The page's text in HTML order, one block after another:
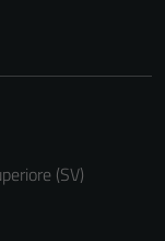
(SV)